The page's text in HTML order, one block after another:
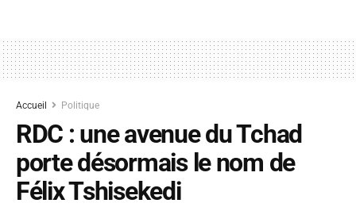
Accueil Politique
RDC : une avenue du Tchad
porte désormais le nom de
Félix Tshisekedi